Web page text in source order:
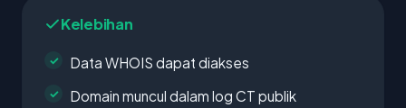
Kelebihan
Data WHOIS dapat diakses
Domain muncul dalam log CT publik